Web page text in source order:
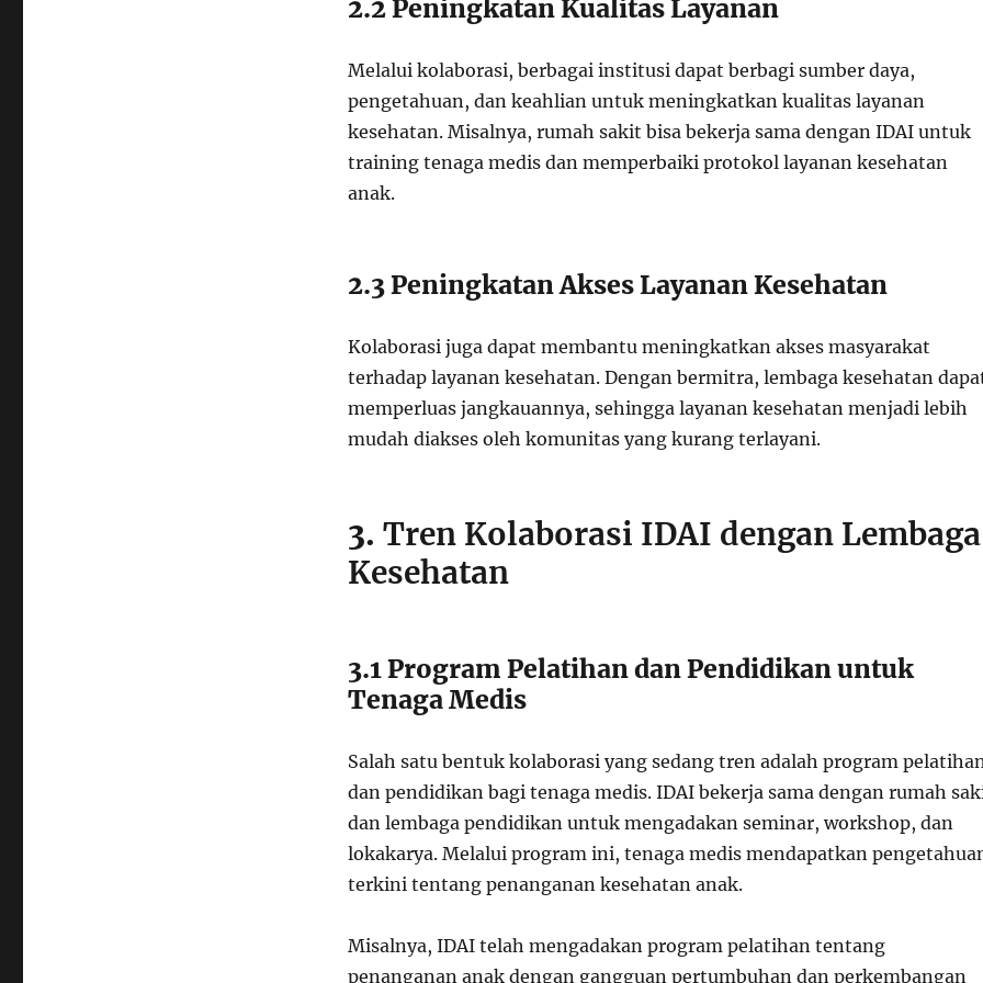
2.2 Peningkatan Kualitas Layanan
Melalui kolaborasi, berbagai institusi dapat berbagi sumber daya,
pengetahuan, dan keahlian untuk meningkatkan kualitas layanan
kesehatan. Misalnya, rumah sakit bisa bekerja sama dengan IDAI untuk
training tenaga medis dan memperbaiki protokol layanan kesehatan
anak.
2.3 Peningkatan Akses Layanan Kesehatan
Kolaborasi juga dapat membantu meningkatkan akses masyarakat
terhadap layanan kesehatan. Dengan bermitra, lembaga kesehatan
memperluas jangkauannya, sehingga layanan kesehatan menjadi lebih
mudah diakses oleh komunitas yang kurang terlayani.
3. Tren Kolaborasi IDAI dengan Lembaga
Kesehatan
3.1 Program Pelatihan dan Pendidikan untuk
Tenaga Medis
Salah satu bentuk kolaborasi yang sedang tren adalah program
dan pendidikan bagi tenaga medis. IDAI bekerja sama dengan rumah
dan lembaga pendidikan untuk mengadakan seminar, workshop, dan
lokakarya. Melalui program ini, tenaga medis mendapatkan
terkini tentang penanganan kesehatan anak.
Misalnya, IDAI telah mengadakan program pelatihan tentang
penanganan anak dengan gangguan pertumbuhan dan perkembangan